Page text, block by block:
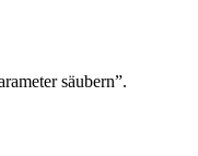
säubern”.